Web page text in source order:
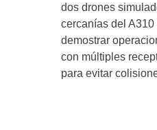
dos drones
cercanías del A310
demostrar
con múltiples
para evitar